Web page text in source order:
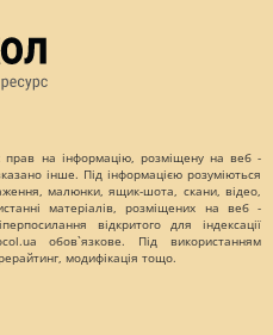
прав на інформацію, розміщену на веб -
інше. Під інформацією розуміються
малюнки, ящик-шота, скани, відео,
матеріалів, розміщених на веб -
відкритого для індексації
обов`язкове. Під використанням
модифікація тощо.